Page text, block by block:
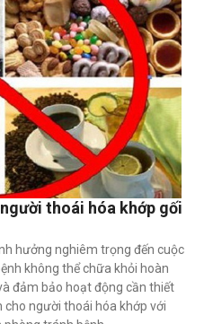
thoái hóa khớp gối
hưởng nghiêm trọng đến cuộc
không thể chữa khỏi hoàn
đảm bảo hoạt động cần thiết
người thoái hóa khớp với